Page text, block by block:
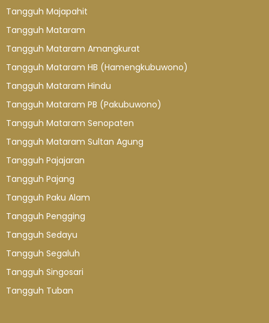
Tangguh Majapahit
Tangguh Mataram
Tangguh Mataram Amangkurat
Tangguh Mataram HB (Hamengkubuwono)
Tangguh Mataram Hindu
Tangguh Mataram PB (Pakubuwono)
Tangguh Mataram Senopaten
Tangguh Mataram Sultan Agung
Tangguh Pajajaran
Tangguh Pajang
Tangguh Paku Alam
Tangguh Pengging
Tangguh Sedayu
Tangguh Segaluh
Tangguh Singosari
Tangguh Tuban